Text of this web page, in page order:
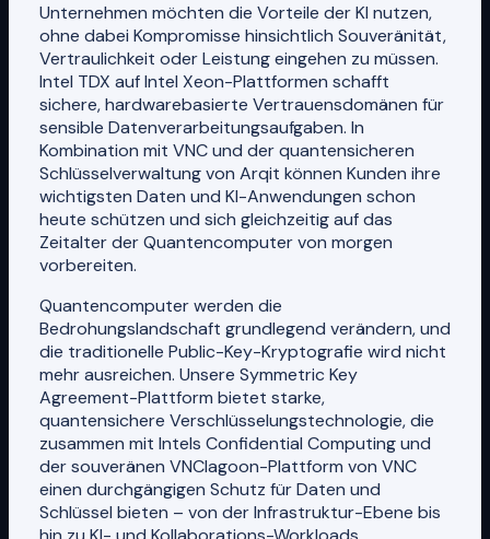
Unternehmen möchten die Vorteile der KI nutzen,
ohne dabei Kompromisse hinsichtlich Souveränität,
Vertraulichkeit oder Leistung eingehen zu müssen.
Intel TDX auf Intel Xeon-Plattformen schafft
sichere, hardwarebasierte Vertrauensdomänen für
sensible Datenverarbeitungsaufgaben. In
Kombination mit VNC und der quantensicheren
Schlüsselverwaltung von Arqit können Kunden ihre
wichtigsten Daten und KI-Anwendungen schon
heute schützen und sich gleichzeitig auf das
Zeitalter der Quantencomputer von morgen
vorbereiten.
Quantencomputer werden die
Bedrohungslandschaft grundlegend verändern, und
die traditionelle Public-Key-Kryptografie wird nicht
mehr ausreichen. Unsere Symmetric Key
Agreement-Plattform bietet starke,
quantensichere Verschlüsselungstechnologie, die
zusammen mit Intels Confidential Computing und
der souveränen VNClagoon-Plattform von VNC
einen durchgängigen Schutz für Daten und
Schlüssel bieten – von der Infrastruktur-Ebene bis